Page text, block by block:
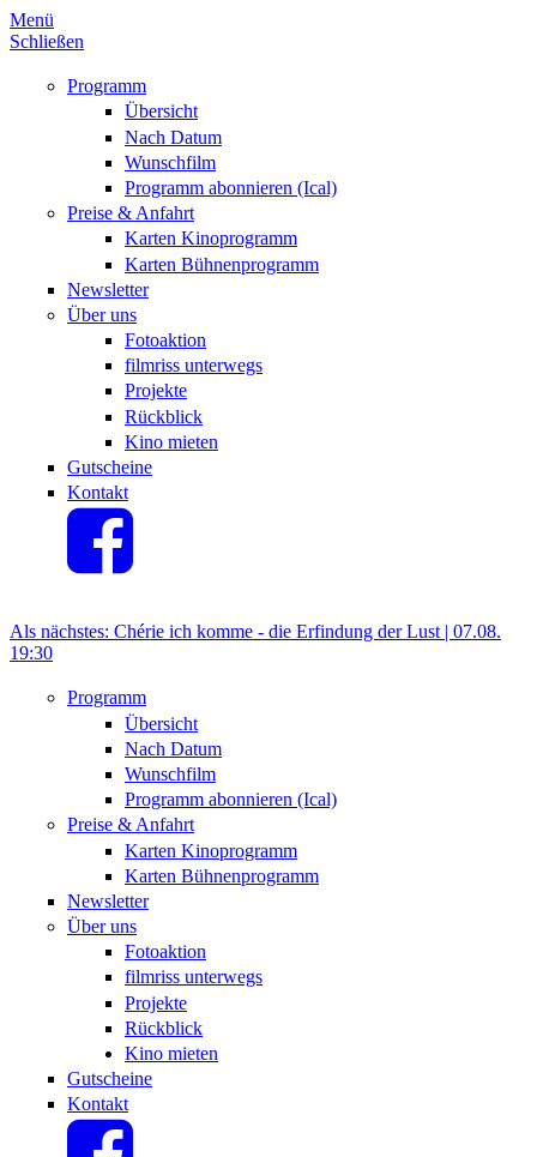
Menü
Schließen
Programm
Übersicht
Nach Datum
Wunschfilm
Programm abonnieren (Ical)
Preise & Anfahrt
Karten Kinoprogramm
Karten Bühnenprogramm
Newsletter
Über uns
Fotoaktion
filmriss unterwegs
Projekte
Rückblick
Kino mieten
Gutscheine
Kontakt
Als nächstes: Chérie ich komme - die Erfindung der Lust | 07.08.
19:30
Programm
Übersicht
Nach Datum
Wunschfilm
Programm abonnieren (Ical)
Preise & Anfahrt
Karten Kinoprogramm
Karten Bühnenprogramm
Newsletter
Über uns
Fotoaktion
filmriss unterwegs
Projekte
Rückblick
Kino mieten
Gutscheine
Kontakt